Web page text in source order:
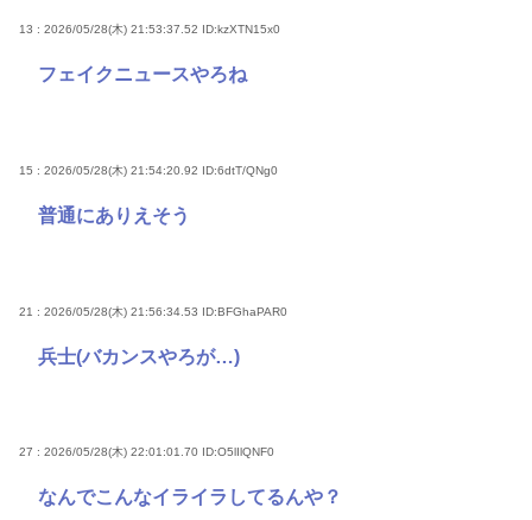
13 : 2026/05/28(木) 21:53:37.52 ID:kzXTN15x0
フェイクニュースやろね
15 : 2026/05/28(木) 21:54:20.92 ID:6dtT/QNg0
普通にありえそう
21 : 2026/05/28(木) 21:56:34.53 ID:BFGhaPAR0
兵士(バカンスやろが…)
27 : 2026/05/28(木) 22:01:01.70 ID:O5lIlQNF0
なんでこんなイライラしてるんや？